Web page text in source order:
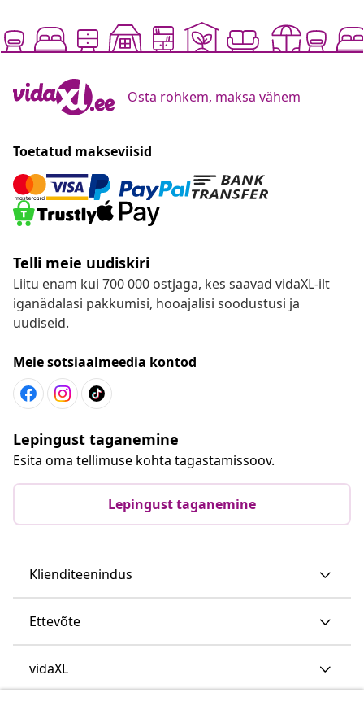
Osta rohkem, maksa vähem
Toetatud makseviisid
Telli meie uudiskiri
Liitu enam kui 700 000 ostjaga, kes saavad vidaXL-ilt
iganädalasi pakkumisi, hooajalisi soodustusi ja
uudiseid.
Meie sotsiaalmeedia kontod
Lepingust taganemine
Esita oma tellimuse kohta tagastamissoov.
Lepingust taganemine
Klienditeenindus
Ettevõte
vidaXL